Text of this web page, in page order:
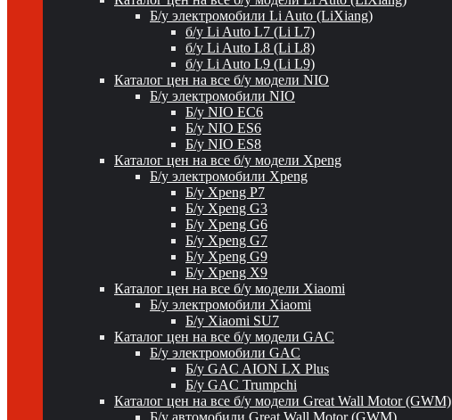
Б/у электромобили Li Auto (LiXiang)
б/у Li Auto L7 (Li L7)
б/у Li Auto L8 (Li L8)
б/у Li Auto L9 (Li L9)
Каталог цен на все б/у модели NIO
Б/у электромобили NIO
Б/у NIO EC6
Б/у NIO ES6
Б/у NIO ES8
Каталог цен на все б/у модели Xpeng
Б/у электромобили Xpeng
Б/у Xpeng P7
Б/у Xpeng G3
Б/у Xpeng G6
Б/у Xpeng G7
Б/у Xpeng G9
Б/у Xpeng X9
Каталог цен на все б/у модели Xiaomi
Б/у электромобили Xiaomi
Б/у Xiaomi SU7
Каталог цен на все б/у модели GAC
Б/у электромобили GAC
Б/у GAC AION LX Plus
Б/у GAC Trumpchi
Каталог цен на все б/у модели Great Wall Motor (GWM)
Б/у автомобили Great Wall Motor (GWM)